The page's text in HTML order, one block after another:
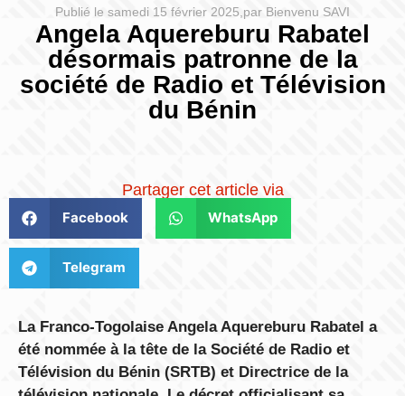
Publié le samedi 15 février 2025, par Bienvenu SAVI
Angela Aquereburu Rabatel
désormais patronne de la
société de Radio et Télévision
du Bénin
Partager cet article via
Facebook WhatsApp
Telegram
La Franco-Togolaise Angela Aquereburu Rabatel a
été nommée à la tête de la Société de Radio et
Télévision du Bénin (SRTB) et Directrice de la